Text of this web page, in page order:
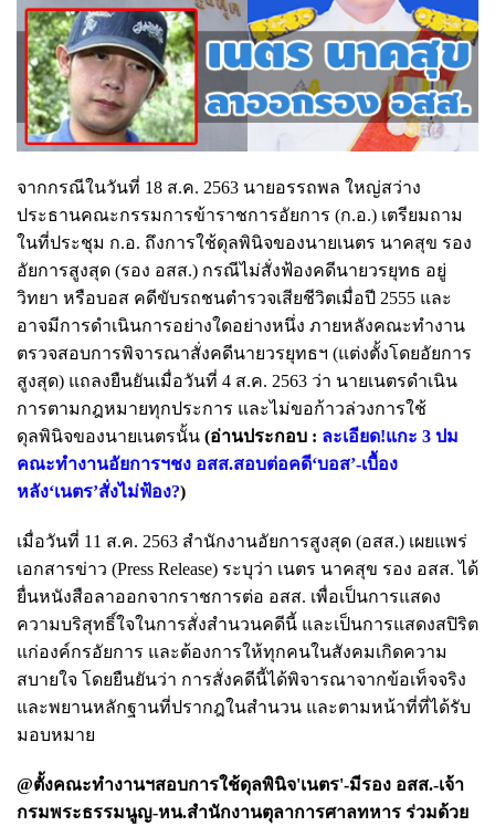
จากกรณีในวันที่ 18 ส.ค. 2563 นายอรรถพล ใหญ่สว่าง
ประธานคณะกรรมการข้าราชการอัยการ (ก.อ.) เตรียมถาม
ในที่ประชุม ก.อ. ถึงการใช้ดุลพินิจของนายเนตร นาคสุข รอง
อัยการสูงสุด (รอง อสส.) กรณีไม่สั่งฟ้องคดีนายวรยุทธ อยู่
วิทยา หรือบอส คดีขับรถชนตำรวจเสียชีวิตเมื่อปี 2555 และ
อาจมีการดำเนินการอย่างใดอย่างหนึ่ง ภายหลังคณะทำงาน
ตรวจสอบการพิจารณาสั่งคดีนายวรยุทธฯ (แต่งตั้งโดยอัยการ
สูงสุด) แถลงยืนยันเมื่อวันที่ 4 ส.ค. 2563 ว่า นายเนตรดำเนิน
การตามกฎหมายทุกประการ และไม่ขอก้าวล่วงการใช้
ดุลพินิจของนายเนตรนั้น (อ่านประกอบ : ละเอียด!แกะ 3 ปม
คณะทำงานอัยการฯชง อสส.สอบต่อคดี‘บอส’-เบื้อง
หลัง‘เนตร’สั่งไม่ฟ้อง?)
เมื่อวันที่ 11 ส.ค. 2563 สำนักงานอัยการสูงสุด (อสส.) เผยแพร่
เอกสารข่าว (Press Release) ระบุว่า เนตร นาคสุข รอง อสส. ได้
ยื่นหนังสือลาออกจากราชการต่อ อสส. เพื่อเป็นการแสดง
ความบริสุทธิ์ใจในการสั่งสำนวนคดีนี้ และเป็นการแสดงสปิริต
แก่องค์กรอัยการ และต้องการให้ทุกคนในสังคมเกิดความ
สบายใจ โดยยืนยันว่า การสั่งคดีนี้ได้พิจารณาจากข้อเท็จจริง
และพยานหลักฐานที่ปรากฎในสำนวน และตามหน้าที่ที่ได้รับ
มอบหมาย
@ตั้งคณะทำงานฯสอบการใช้ดุลพินิจ'เนตร'-มีรอง อสส.-เจ้า
กรมพระธรรมนูญ-หน.สำนักงานตุลาการศาลทหาร ร่วมด้วย